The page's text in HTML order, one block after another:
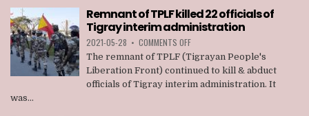
IN
ADDIS
ABABA
Remnant of TPLF killed 22 officials of
Tigray interim administration
2021-05-28 • COMMENTS OFFON
REMNANT
OF
TPLF
KILLED
The remnant of TPLF (Tigrayan People's
Liberation Front) continued to kill & abduct
officials of Tigray interim administration. It
was...